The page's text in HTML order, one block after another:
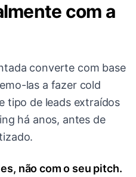
com a
converte com base
las a fazer cold
tipo de leads extraídos
há anos, antes de
não com o seu pitch.